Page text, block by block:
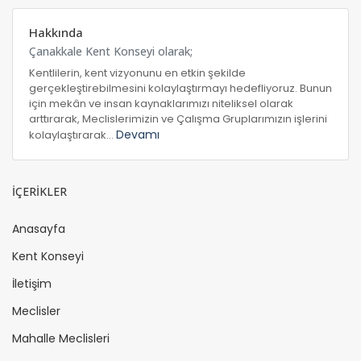
Hakkında
Çanakkale Kent Konseyi olarak;
Kentlilerin, kent vizyonunu en etkin şekilde
gerçekleştirebilmesini kolaylaştırmayı hedefliyoruz. Bunun
için mekân ve insan kaynaklarımızı niteliksel olarak
arttırarak, Meclislerimizin ve Çalışma Gruplarımızın işlerini
kolaylaştırarak... Devamı
İÇERİKLER
Anasayfa
Kent Konseyi
İletişim
Meclisler
Mahalle Meclisleri